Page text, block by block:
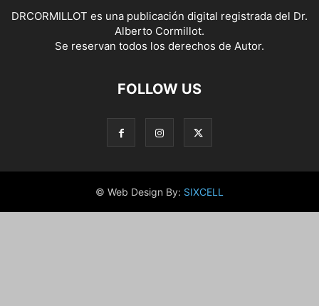
DRCORMILLOT es una publicación digital registrada del Dr.
Alberto Cormillot.
Se reservan todos los derechos de Autor.
FOLLOW US
© Web Design By: SIXCELL